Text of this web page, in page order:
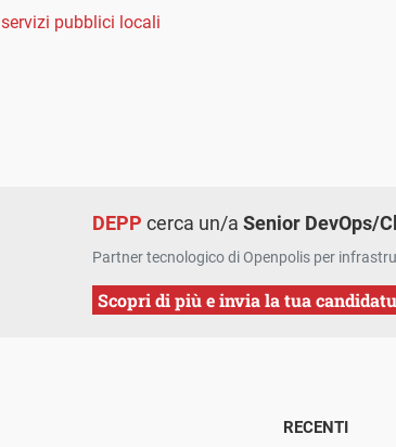
servizi pubblici locali
DEPP cerca un/aSenior DevOps/
Partner tecnologico di Openpolis per
Scopri di più e invia la tua
RECENTI